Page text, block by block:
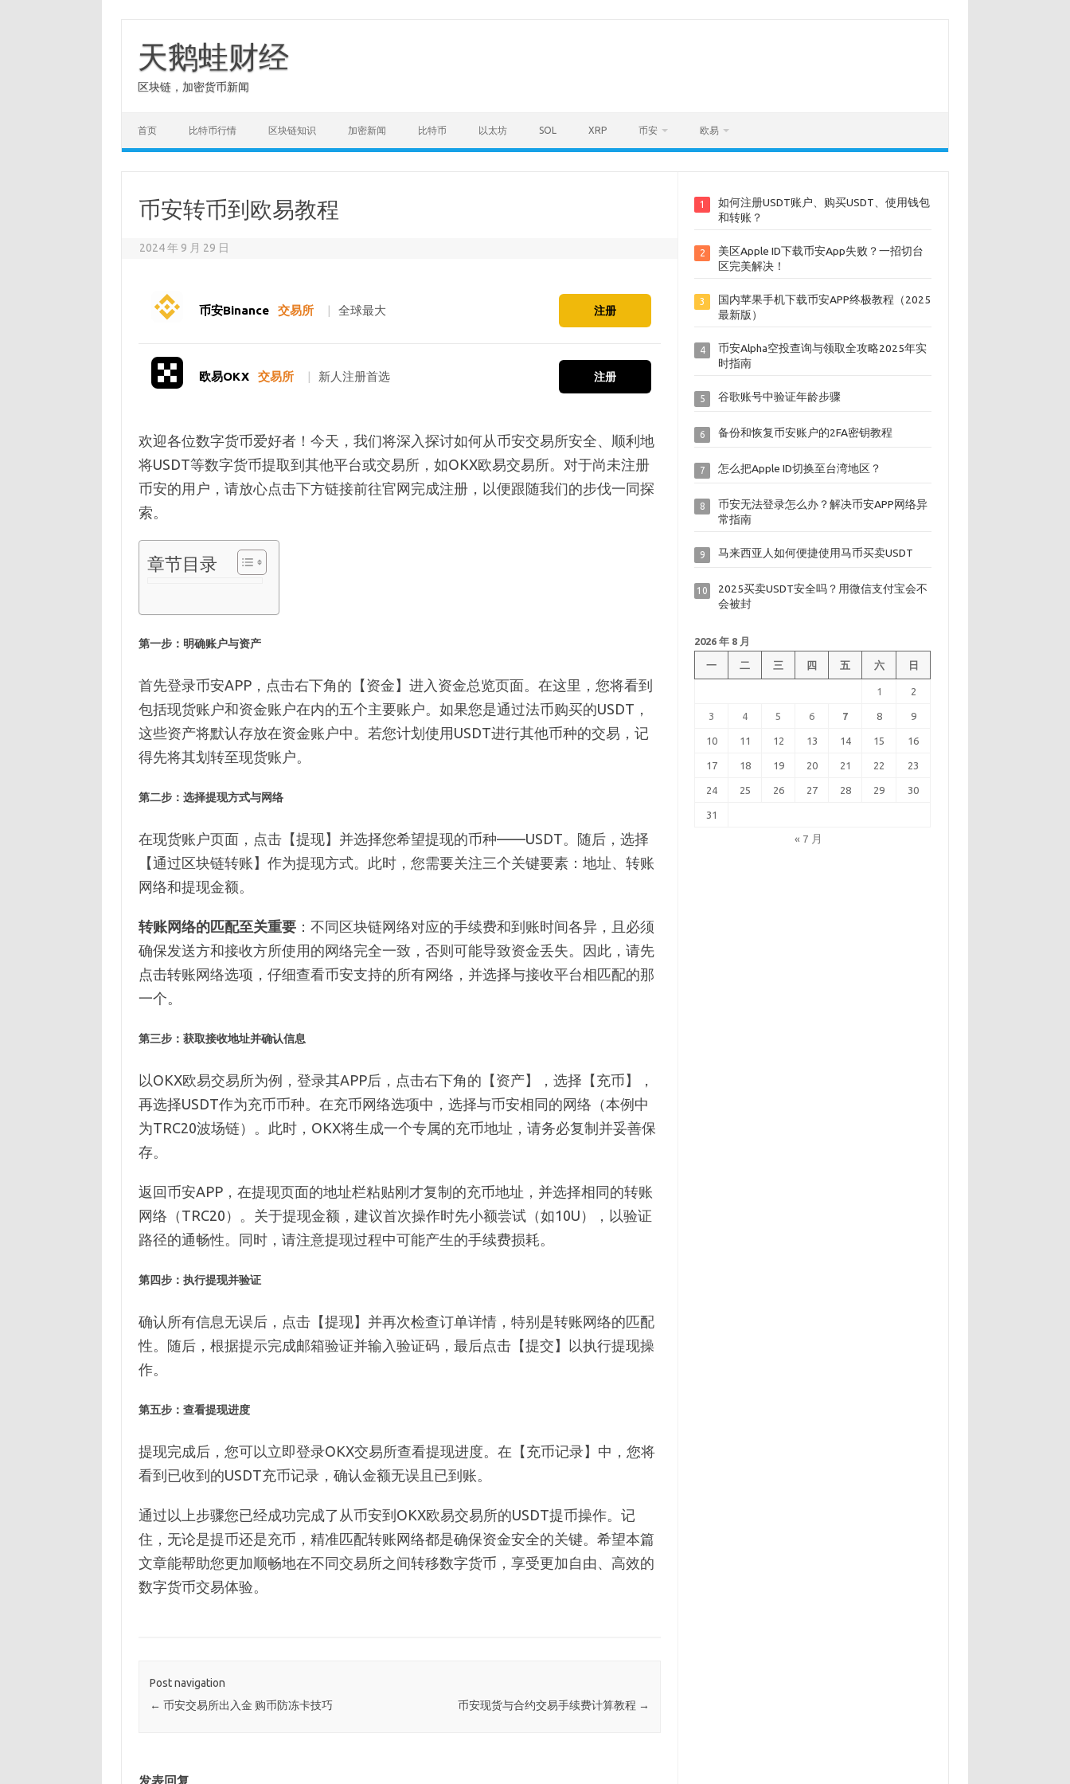
content
天鹅蛙财经
区块链，加密货币新闻
首页 比特币行情 区块链知识 加密新闻 比特币 以太坊 SOL XRP 币安 欧易
币安转币到欧易教程
2024 年 9 月 29 日
币安Binance 交易所 | 全球最大 注册
欧易OKX 交易所 | 新人注册首选 注册
欢迎各位数字货币爱好者！今天，我们将深入探讨如何从币安交易所安全、顺利地
将USDT等数字货币提取到其他平台或交易所，如OKX欧易交易所。对于尚未注册
币安的用户，请放心点击下方链接前往官网完成注册，以便跟随我们的步伐一同探
索。
章节目录
第一步：明确账户与资产
首先登录币安APP，点击右下角的【资金】进入资金总览页面。在这里，您将看到
包括现货账户和资金账户在内的五个主要账户。如果您是通过法币购买的USDT，
这些资产将默认存放在资金账户中。若您计划使用USDT进行其他币种的交易，记
得先将其划转至现货账户。
第二步：选择提现方式与网络
在现货账户页面，点击【提现】并选择您希望提现的币种——USDT。随后，选择
【通过区块链转账】作为提现方式。此时，您需要关注三个关键要素：地址、转账
网络和提现金额。
转账网络的匹配至关重要：不同区块链网络对应的手续费和到账时间各异，且必须
确保发送方和接收方所使用的网络完全一致，否则可能导致资金丢失。因此，请先
点击转账网络选项，仔细查看币安支持的所有网络，并选择与接收平台相匹配的那
一个。
第三步：获取接收地址并确认信息
以OKX欧易交易所为例，登录其APP后，点击右下角的【资产】，选择【充币】，
再选择USDT作为充币币种。在充币网络选项中，选择与币安相同的网络（本例中
为TRC20波场链）。此时，OKX将生成一个专属的充币地址，请务必复制并妥善保
存。
返回币安APP，在提现页面的地址栏粘贴刚才复制的充币地址，并选择相同的转账
网络（TRC20）。关于提现金额，建议首次操作时先小额尝试（如10U），以验证
路径的通畅性。同时，请注意提现过程中可能产生的手续费损耗。
第四步：执行提现并验证
确认所有信息无误后，点击【提现】并再次检查订单详情，特别是转账网络的匹配
性。随后，根据提示完成邮箱验证并输入验证码，最后点击【提交】以执行提现操
作。
第五步：查看提现进度
提现完成后，您可以立即登录OKX交易所查看提现进度。在【充币记录】中，您将
看到已收到的USDT充币记录，确认金额无误且已到账。
通过以上步骤您已经成功完成了从币安到OKX欧易交易所的USDT提币操作。记
住，无论是提币还是充币，精准匹配转账网络都是确保资金安全的关键。希望本篇
文章能帮助您更加顺畅地在不同交易所之间转移数字货币，享受更加自由、高效的
数字货币交易体验。
Post navigation
← 币安交易所出入金 购币防冻卡技巧 币安现货与合约交易手续费计算教程 →
发表回复
1
如何注册USDT账户、购买USDT、使用钱包
和转账？
2
美区Apple ID下载币安App失败？一招切台
区完美解决！
3
国内苹果手机下载币安APP终极教程（2025
最新版）
4
币安Alpha空投查询与领取全攻略2025年实
时指南
5 谷歌账号中验证年龄步骤
6 备份和恢复币安账户的2FA密钥教程
7 怎么把Apple ID切换至台湾地区？
8
币安无法登录怎么办？解决币安APP网络异
常指南
9 马来西亚人如何便捷使用马币买卖USDT
10
2025买卖USDT安全吗？用微信支付宝会不
会被封
2026 年 8 月
一 二 三 四 五 六 日
1 2
3 4 5 6 7 8 9
10 11 12 13 14 15 16
17 18 19 20 21 22 23
24 25 26 27 28 29 30
31
« 7 月